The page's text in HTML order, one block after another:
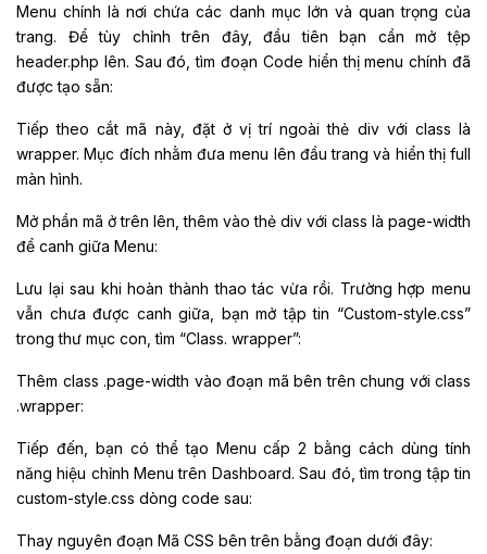
Menu chính là nơi chứa các danh mục lớn và quan trọng của
trang. Để tùy chỉnh trên đây, đầu tiên bạn cần mở tệp
header.php lên. Sau đó, tìm đoạn Code hiển thị menu chính đã
được tạo sẵn:
Tiếp theo cắt mã này, đặt ở vị trí ngoài thẻ div với class là
wrapper. Mục đích nhằm đưa menu lên đầu trang và hiển thị full
màn hình.
Mở phần mã ở trên lên, thêm vào thẻ div với class là page-width
để canh giữa Menu:
Lưu lại sau khi hoàn thành thao tác vừa rồi. Trường hợp menu
vẫn chưa được canh giữa, bạn mở tập tin “Custom-style.css”
trong thư mục con, tìm “Class. wrapper”:
Thêm class .page-width vào đoạn mã bên trên chung với class
.wrapper:
Tiếp đến, bạn có thể tạo Menu cấp 2 bằng cách dùng tính
năng hiệu chỉnh Menu trên Dashboard. Sau đó, tìm trong tập tin
custom-style.css dòng code sau:
Thay nguyên đoạn Mã CSS bên trên bằng đoạn dưới đây: